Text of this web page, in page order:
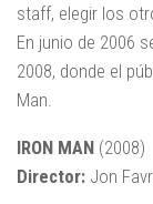
staff, elegir los
En junio de 2006
2008, donde el
Man.
IRON MAN (2008)
Director: Jon